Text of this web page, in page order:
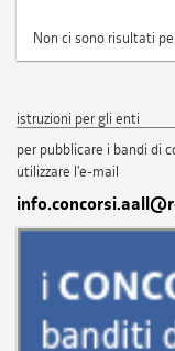
Non ci sono risultati
istruzioni per gli enti
per pubblicare i bandi di
utilizzare l'e-mail